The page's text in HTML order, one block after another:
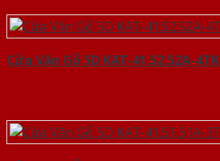
Cửa Vân Gỗ 5D KAT-41.52.52A-4TK